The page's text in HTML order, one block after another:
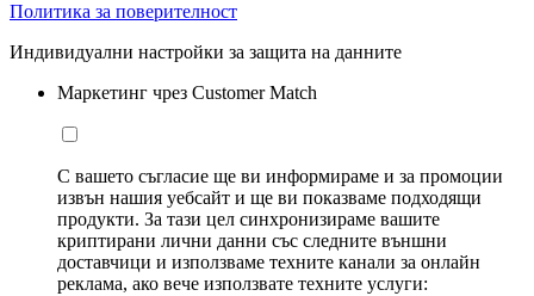
Политика за поверителност
Индивидуални настройки за защита на данните
Маркетинг чрез Customer Match
С вашето съгласие ще ви информираме и за промоции
извън нашия уебсайт и ще ви показваме подходящи
продукти. За тази цел синхронизираме вашите
криптирани лични данни със следните външни
доставчици и използваме техните канали за онлайн
реклама, ако вече използвате техните услуги: